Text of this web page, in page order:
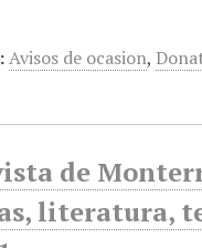
Avisos de ocasion,
de
literatura,